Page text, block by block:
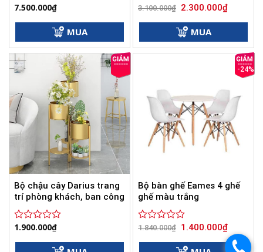
Được
5
sao
7.500.000₫
MUA
Được
5
sao
3.100.000₫ Giá
gốc
là:
3.100.000₫.
2.300.000₫Giá
hiện
tại
MUA
Bộ chậu cây Darius trang
trí phòng khách, ban công
Được
1.900.000₫
-24%
Bộ bàn ghế Eames 4 ghế
ghế màu trắng
Được
1.840.000₫ Giá
là:
1.840.000₫.
1.400.000₫Giá
hiện
tại
là:.